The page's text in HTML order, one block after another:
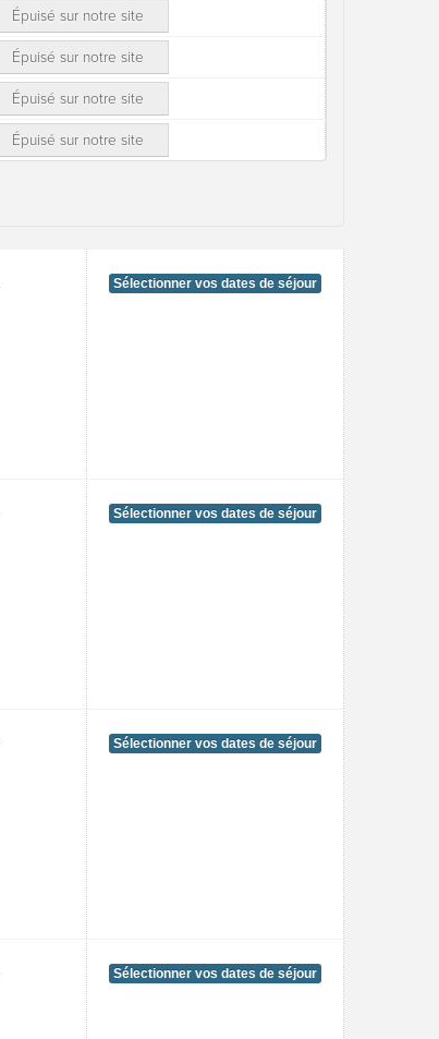
Épuisé sur notre site
Épuisé sur notre site
Épuisé sur notre site
Épuisé sur notre site
Sélectionner vos dates de séjour
Sélectionner vos dates de séjour
Sélectionner vos dates de séjour
Sélectionner vos dates de séjour